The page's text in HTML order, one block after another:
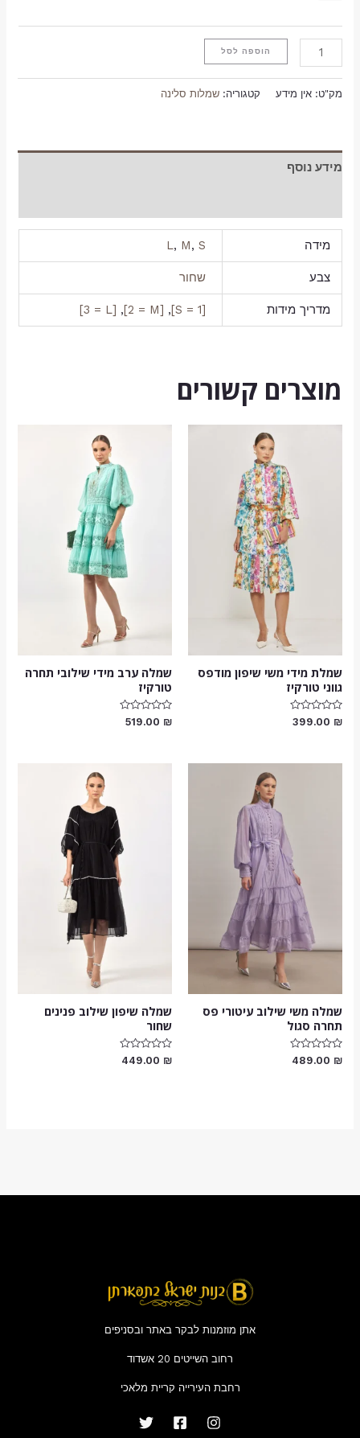
הוספה לסל
מק"ט:אין מידע קטגוריה:שמלות סלינה
מידע נוסף
מידה L, M, S
צבע שחור
מדריך מידות [1 = S]
,
[2 = M]
,
[3 = L]
מוצרים קשורים
שמלת מידי משי שיפון מודפס
גווני טורקיז
דורג
0
399.00 ₪
שמלה ערב מידי שילובי תחרה
טורקיז
דורג
0
519.00 ₪
שמלה משי שילוב עיטורי פס
תחרה סגול
דורג
0
489.00 ₪
שמלה שיפון שילוב פנינים
שחור
דורג
0
449.00 ₪
אתן מוזמנות לבקר באתר ובסניפים
רחוב השייטים 20 אשדוד
רחבת העירייה קריית מלאכי